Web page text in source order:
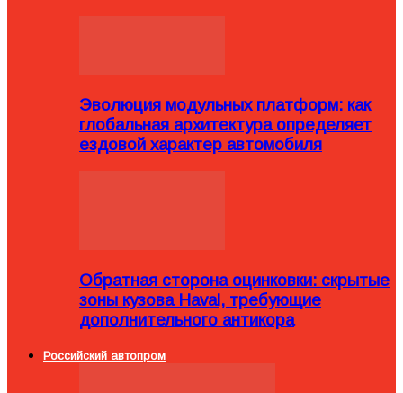
Эволюция модульных платформ: как
глобальная архитектура определяет
ездовой характер автомобиля
Обратная сторона оцинковки: скрытые
зоны кузова Haval, требующие
дополнительного антикора
Российский автопром